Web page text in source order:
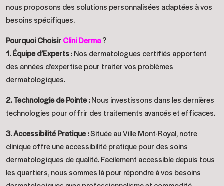
nous proposons des solutions personnalisées adaptées à vos
besoins spécifiques.
Pourquoi ChoisirClini Derma?
1. Équipe d’Experts: Nos dermatologues certifiés apportent
des années d’expertise pour traiter vos problèmes
dermatologiques.
2. Technologie de Pointe :Nous investissons dans les dernières
technologies pour offrir des traitements avancés et efficaces.
3. Accessibilité Pratique :Située au Ville Mont-Royal, notre
clinique offre une accessibilité pratique pour des soins
dermatologiques de qualité. Facilement accessible depuis tous
les quartiers, nous sommes là pour répondre à vos besoins